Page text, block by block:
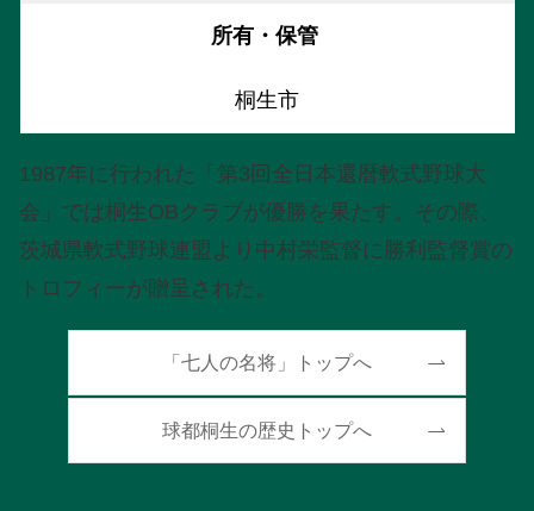
所有・保管
桐生市
1987年に行われた「第3回全日本還暦軟式野球大
会」では桐生OBクラブが優勝を果たす。その際、
茨城県軟式野球連盟より中村栄監督に勝利監督賞の
トロフィーが贈呈された。
「七人の名将」トップへ
球都桐生の歴史トップへ